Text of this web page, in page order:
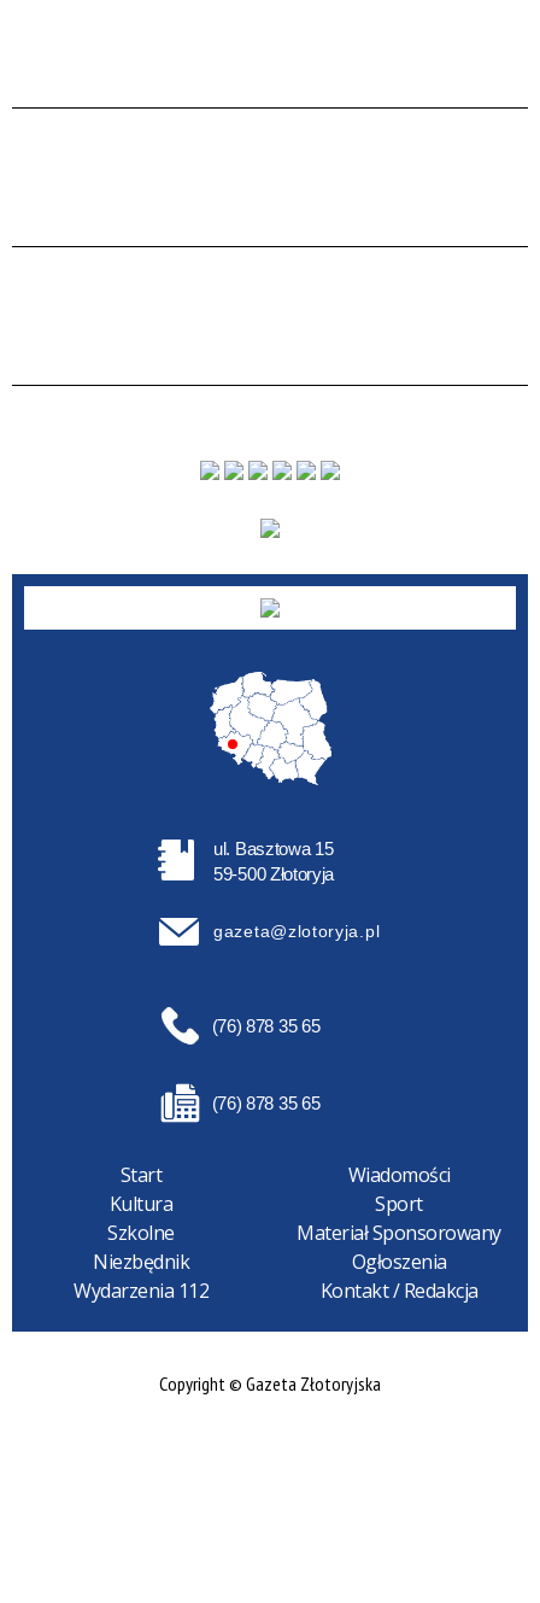
ul. Basztowa 15
59-500 Złotoryja
gazeta@zlotoryja.pl
(76) 878 35 65
(76) 878 35 65
Start
Wiadomości
Kultura
Sport
Szkolne
Materiał Sponsorowany
Niezbędnik
Ogłoszenia
Wydarzenia 112
Kontakt / Redakcja
Copyright © Gazeta Złotoryjska